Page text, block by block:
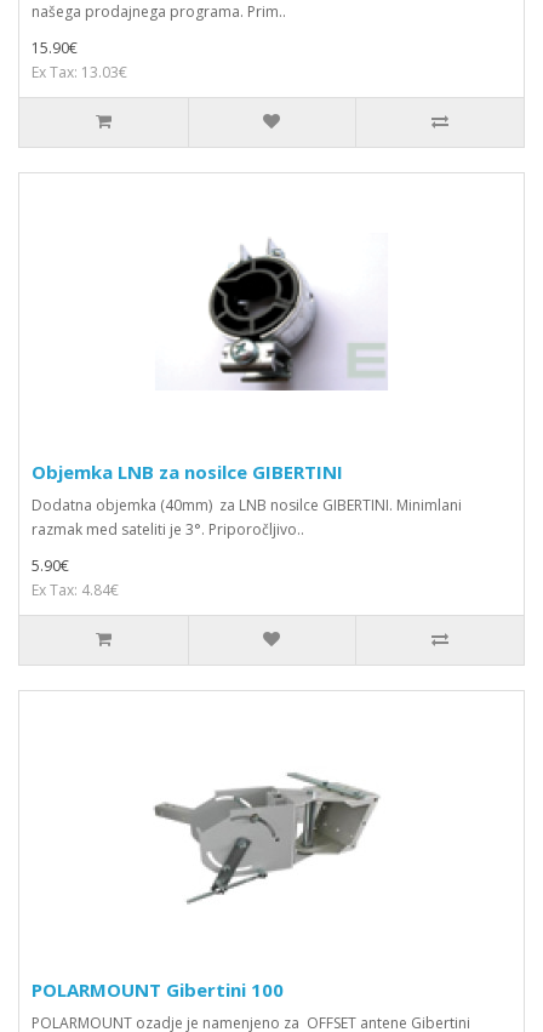
našega prodajnega programa. Prim..
15.90€
Ex Tax: 13.03€
Objemka LNB za nosilce GIBERTINI
Dodatna objemka (40mm) za LNB nosilce GIBERTINI. Minimlani
razmak med sateliti je 3°. Priporočljivo..
5.90€
Ex Tax: 4.84€
POLARMOUNT Gibertini 100
POLARMOUNT ozadje je namenjeno za OFFSET antene Gibertini